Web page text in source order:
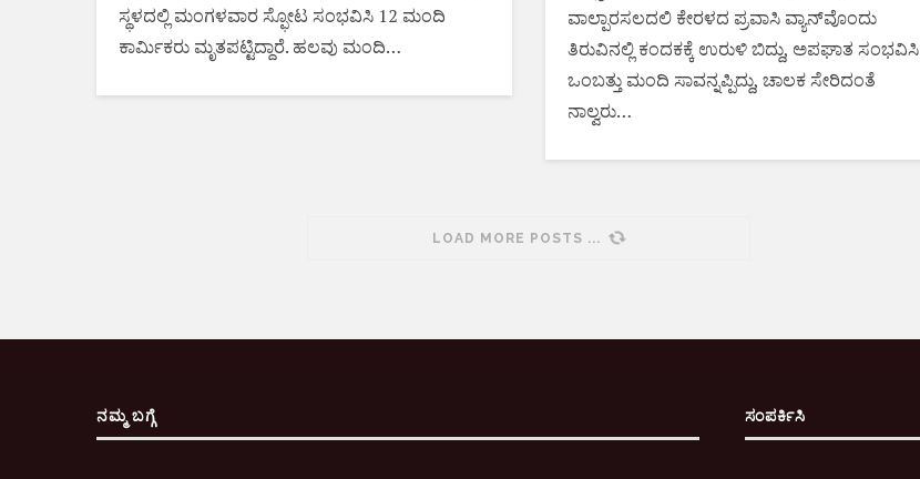
ಸ್ಥಳದಲ್ಲಿ ಮಂಗಳವಾರ ಸ್ಫೋಟ ಸಂಭವಿಸಿ 12 ಮಂದಿ
ಕಾರ್ಮಿಕರು ಮೃತಪಟ್ಟಿದ್ದಾರೆ. ಹಲವು ಮಂದಿ…
ವಾಲ್ಪಾರಸಲದಲಿ ಕೇರಳದ ಪ್ರವಾಸಿ ವ್ಯಾನ್​ವೊಂದು
ತಿರುವಿನಲ್ಲಿ ಕಂದಕಕ್ಕೆ ಉರುಳಿ ಬಿದ್ದು, ಅಪಘಾತ ಸಂಭವಿಸಿ
ಒಂಬತ್ತು ಮಂದಿ ಸಾವನ್ನಪ್ಪಿದ್ದು, ಚಾಲಕ ಸೇರಿದಂತೆ
ನಾಲ್ವರು…
LOAD MORE POSTS
ನಮ್ಮ ಬಗ್ಗೆ ಸಂಪರ್ಕಿಸಿ